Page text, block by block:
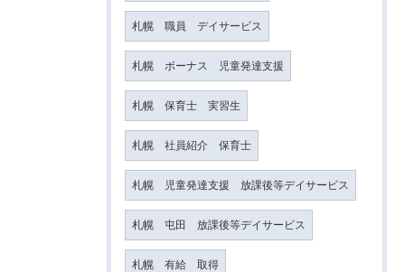
札幌 職員 デイサービス
札幌 ボーナス 児童発達支援
札幌 保育士 実習生
札幌 社員紹介 保育士
札幌 児童発達支援 放課後等デイサービス
札幌 屯田 放課後等デイサービス
札幌 有給 取得